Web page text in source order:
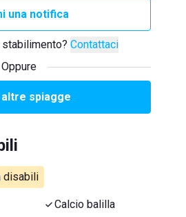
una notifica
Contattaci
Oppure
altre spiagge
disabili
Calcio balilla